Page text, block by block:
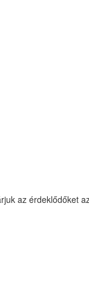
az érdeklődőket